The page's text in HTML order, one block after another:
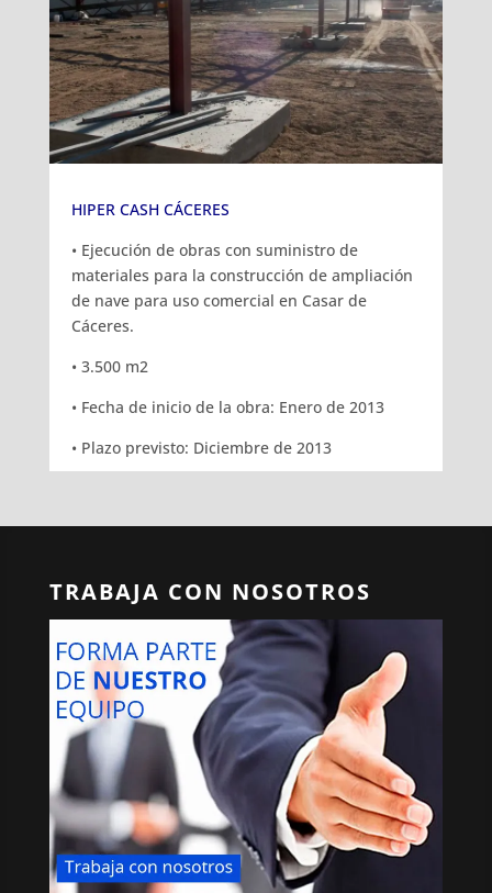
HIPER CASH CÁCERES
• Ejecución de obras con suministro de
materiales para la construcción de ampliación
de nave para uso comercial en Casar de
Cáceres.
• 3.500 m2
• Fecha de inicio de la obra: Enero de 2013
• Plazo previsto: Diciembre de 2013
TRABAJA CON NOSOTROS